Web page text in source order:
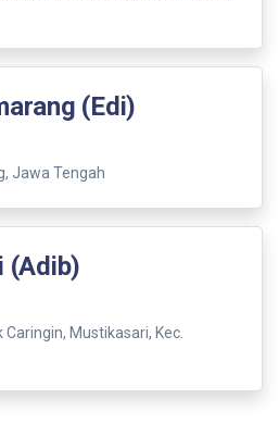
(Edi)
Jawa Tengah
(Adib)
Mustikasari, Kec.